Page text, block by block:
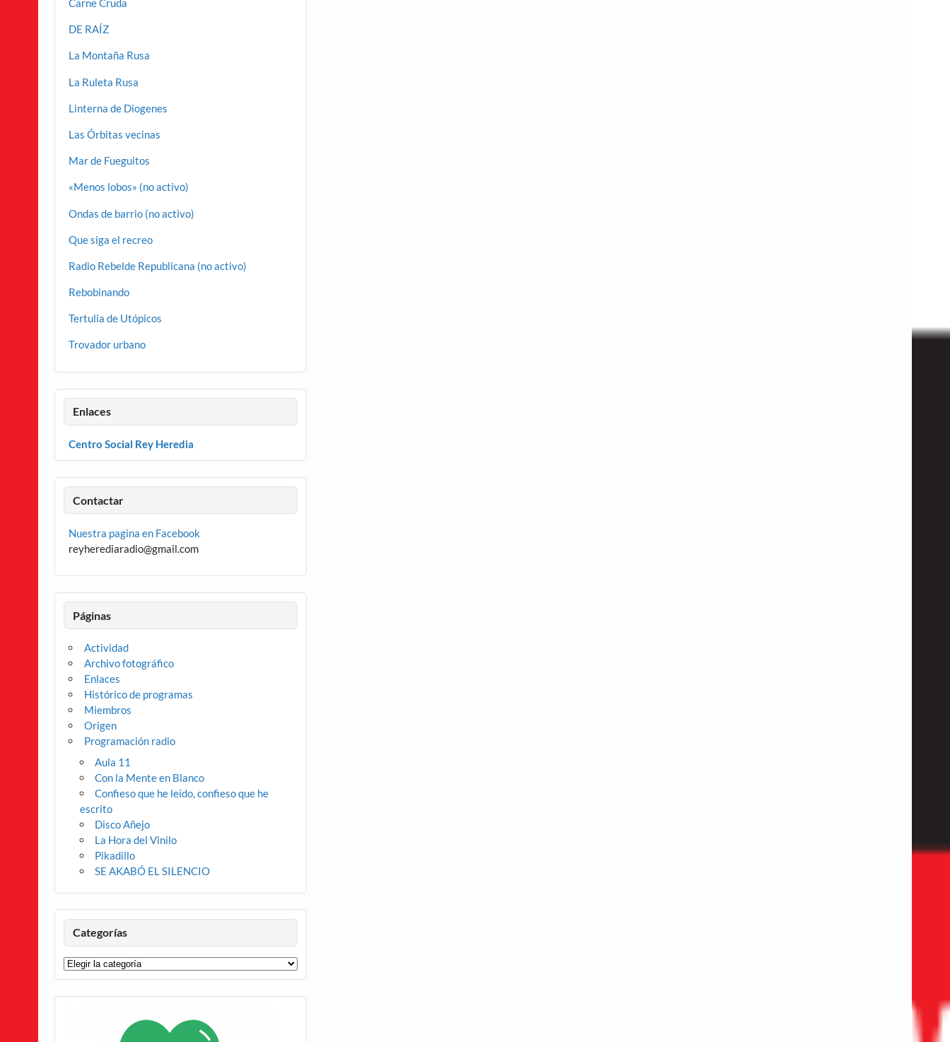
Carne Cruda
DE RAÍZ
La Montaña Rusa
La Ruleta Rusa
Linterna de Diogenes
Las Órbitas vecinas
Mar de Fueguitos
«Menos lobos» (no activo)
Ondas de barrio (no activo)
Que siga el recreo
Radio Rebelde Republicana (no activo)
Rebobinando
Tertulia de Utópicos
Trovador urbano
Enlaces
Centro Social Rey Heredia
Contactar
Nuestra pagina en Facebook
reyherediaradio@gmail.com
Páginas
Actividad
Archivo fotográfico
Enlaces
Histórico de programas
Miembros
Origen
Programación radio
Aula 11
Con la Mente en Blanco
Confieso que he leído, confieso que he
escrito
Disco Añejo
La Hora del Vinilo
Pikadillo
SE AKABÓ EL SILENCIO
Categorías
Categorías